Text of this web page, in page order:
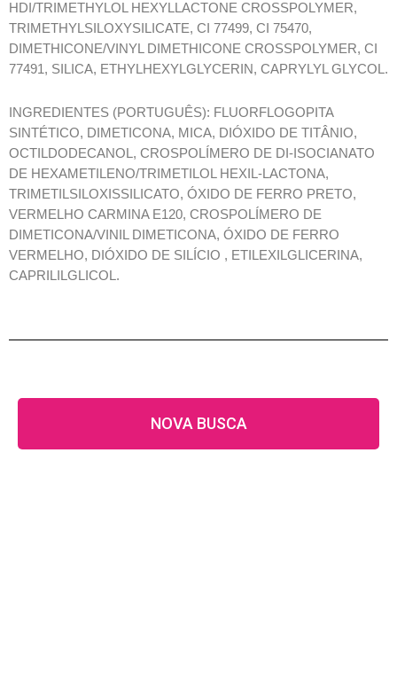
HDI/TRIMETHYLOL HEXYLLACTONE CROSSPOLYMER,
TRIMETHYLSILOXYSILICATE, CI 77499, CI 75470,
DIMETHICONE/VINYL DIMETHICONE CROSSPOLYMER, CI
77491, SILICA, ETHYLHEXYLGLYCERIN, CAPRYLYL GLYCOL.
INGREDIENTES (PORTUGUÊS): FLUORFLOGOPITA
SINTÉTICO, DIMETICONA, MICA, DIÓXIDO DE TITÂNIO,
OCTILDODECANOL, CROSPOLÍMERO DE DI-ISOCIANATO
DE HEXAMETILENO/TRIMETILOL HEXIL-LACTONA,
TRIMETILSILOXISSILICATO, ÓXIDO DE FERRO PRETO,
VERMELHO CARMINA E120, CROSPOLÍMERO DE
DIMETICONA/VINIL DIMETICONA, ÓXIDO DE FERRO
VERMELHO, DIÓXIDO DE SILÍCIO , ETILEXILGLICERINA,
CAPRILILGLICOL.
NOVA BUSCA